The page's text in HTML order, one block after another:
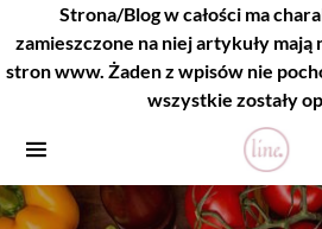
Strona/Blog w całości ma
zamieszczone na niej artykuły
stron www. Żaden z wpisów nie
wszystkie zostały